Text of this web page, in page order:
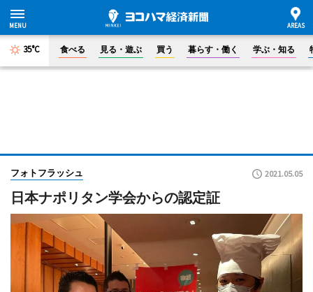
35°C 食べる 見る・遊ぶ 買う 暮らす・働く 学ぶ・知る
フォトフラッシュ 2021.05.05
日本ナポリタン学会からの認定証